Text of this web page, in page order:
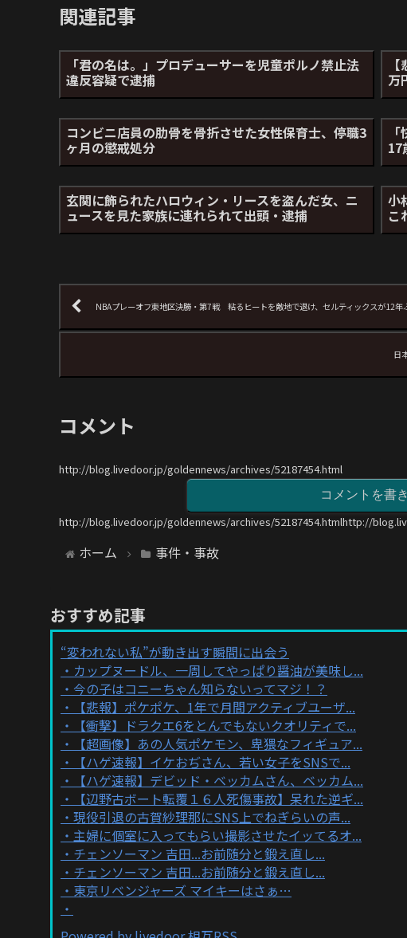
関連記事
「君の名は。」プロデューサーを児童ポルノ禁止法
違反容疑で逮捕 万
コンビニ店員の肋骨を骨折させた女性保育士、停職3
ヶ月の懲戒処分 17
玄関に飾られたハロウィン・リースを盗んだ女、ニ
ュースを見た家族に連れられて出頭・逮捕
小
こ
NBAプレーオフ東地区決勝・第7戦 粘るヒートを敵地で退け、セルティックスが12年
日
コメント
http://blog.livedoor.jp/goldennews/archives/52187454.html
コメントを書
http://blog.livedoor.jp/goldennews/archives/52187454.htmlhttp://
ホーム 事件・事故
おすすめ記事
“変われない私”が動き出す瞬間に出会う
カップヌードル、一周してやっぱり醤油が美味し...
今の子はコニーちゃん知らないってマジ！？
【悲報】ポケポケ、1年で月間アクティブユーザ...
【衝撃】ドラクエ6をとんでもないクオリティで...
【超画像】あの人気ポケモン、卑猥なフィギュア...
【ハゲ速報】イケおぢさん、若い女子をSNSで...
【ハゲ速報】デビッド・ベッカムさん、ベッカム...
【辺野古ボート転覆１６人死傷事故】呆れた逆ギ...
現役引退の古賀紗理那にSNS上でねぎらいの声...
主婦に個室に入ってもらい撮影させたイッてるオ...
チェンソーマン 吉田...お前随分と鍛え直し...
チェンソーマン 吉田...お前随分と鍛え直し...
東京リベンジャーズ マイキーはさぁ…